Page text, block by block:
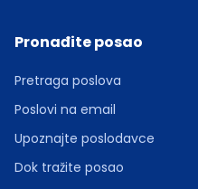
Pronađite posao
Pretraga poslova
Poslovi na email
Upoznajte poslodavce
Dok tražite posao